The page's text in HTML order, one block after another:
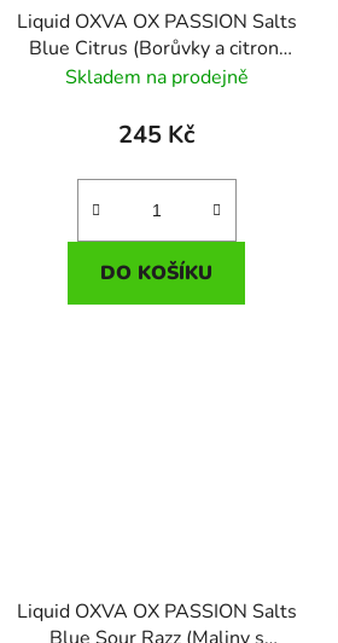
Liquid OXVA OX PASSION Salts
Blue Citrus (Borůvky a citron)
10ml - 10mg
Skladem na prodejně
245 Kč
DO KOŠÍKU
Liquid OXVA OX PASSION Salts